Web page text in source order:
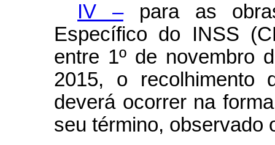
IV –para as
Específico do INSS
entre 1º de novembro
2015, o recolhimento
deverá ocorrer na
seu término, observado